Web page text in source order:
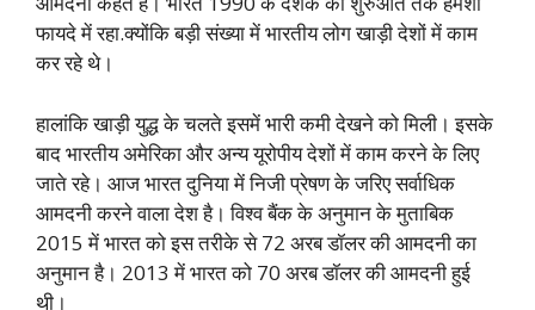
फायदे में रहा.क्योंकि बड़ी संख्या में भारतीय लोग खाड़ी देशों में काम
कर रहे थे।
हालांकि खाड़ी युद्ध के चलते इसमें भारी कमी देखने को मिली। इसके
बाद भारतीय अमेरिका और अन्य यूरोपीय देशों में काम करने के लिए
जाते रहे। आज भारत दुनिया में निजी प्रेषण के जरिए सर्वाधिक
आमदनी करने वाला देश है। विश्व बैंक के अनुमान के मुताबिक
2015 में भारत को इस तरीके से 72 अरब डॉलर की आमदनी का
अनुमान है। 2013 में भारत को 70 अरब डॉलर की आमदनी हुई
थी।